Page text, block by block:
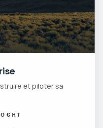
et piloter sa
€ HT